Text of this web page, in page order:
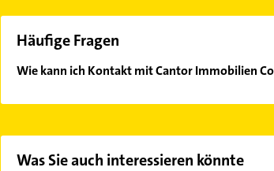
Häufige Fragen
Wie kann ich Kontakt mit Cantor Immobilien
Was Sie auch interessieren könnte